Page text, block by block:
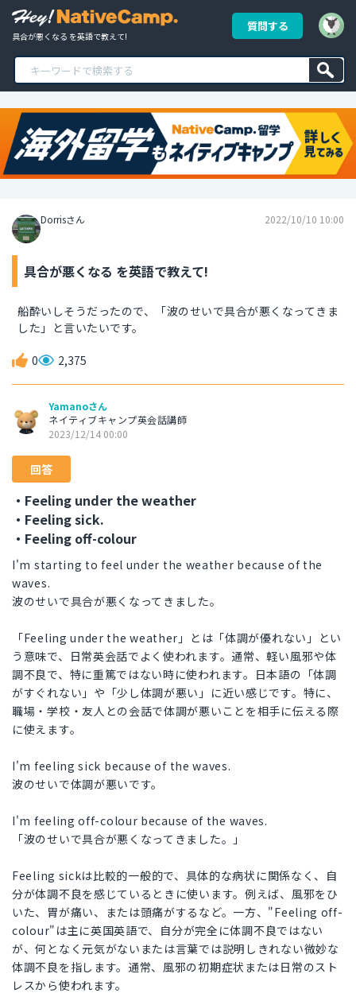
具合が悪くなる を英語で教えて!
質問する
Dorrisさん 2022/10/10 10:00
具合が悪くなる を英語で教えて!
船酔いしそうだったので、「波のせいで具合が悪くなってきま
した」と言いたいです。
0 2,375
Yamanoさん
ネイティブキャンプ英会話講師
2023/12/14 00:00
回答
・Feeling under the weather
・Feeling sick.
・Feeling off-colour
I'm starting to feel under the weather because of the
waves.
波のせいで具合が悪くなってきました。
「Feeling under the weather」とは「体調が優れない」とい
う意味で、日常英会話でよく使われます。通常、軽い風邪や体
調不良で、特に重篤ではない時に使われます。日本語の「体調
がすぐれない」や「少し体調が悪い」に近い感じです。特に、
職場・学校・友人との会話で体調が悪いことを相手に伝える際
に使えます。
I'm feeling sick because of the waves.
波のせいで体調が悪いです。
I'm feeling off-colour because of the waves.
「波のせいで具合が悪くなってきました。」
Feeling sickは比較的一般的で、具体的な病状に関係なく、自
分が体調不良を感じているときに使います。例えば、風邪をひ
いた、胃が痛い、または頭痛がするなど。一方、"Feeling off-
colour"は主に英国英語で、自分が完全に体調不良ではない
が、何となく元気がないまたは言葉では説明しきれない微妙な
体調不良を指します。通常、風邪の初期症状または日常のスト
レスから使われます。